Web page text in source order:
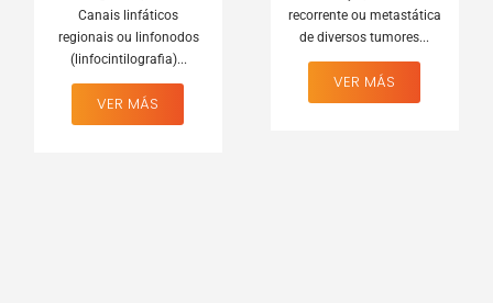
Canais linfáticos
regionais ou linfonodos
(linfocintilografia)...
VER MÁS
recorrente ou metastática
de diversos tumores...
VER MÁS